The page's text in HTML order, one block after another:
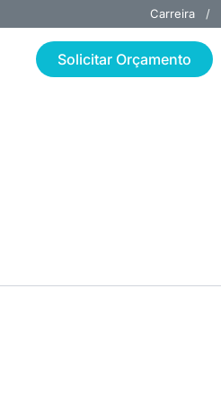
Carreira /
Solicitar Orçamento